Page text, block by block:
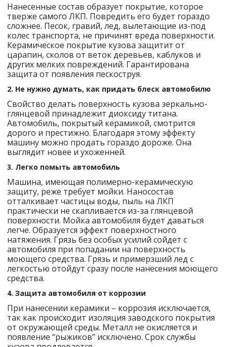
Нанесенные состав образует покрытие, которое
тверже самого ЛКП. Повредить его будет гораздо
сложнее. Песок, гравий, лед, вылетающие из-под
колес транспорта, не причинят вреда поверхности.
Керамическое покрытие кузова защитит от
царапин, сколов от веток деревьев, каблуков и
других мелких повреждений. Гарантирована
защита от появления пескоструя.
2. Не нужно думать, как придать блеск автомобилю
Свойство делать поверхность кузова зеркально-
глянцевой принадлежит диоксиду титана.
Автомобиль, покрытый керамикой, смотрится
дорого и престижно. Благодаря этому эффекту
машину можно продать гораздо дороже. Она
выглядит новее и ухоженней.
3. Легко помыть автомобиль
Машина, имеющая полимерно-керамическую
защиту, реже требует мойки. Наносостав
отталкивает частицы воды, пыль на ЛКП
практически не скапливается из-за глянцевой
поверхности. Мойка автомобиля будет даваться
легче. Образуется эффект поверхностного
натяжения. Грязь без особых усилий сойдет с
автомобиля при попадании на поверхность
моющего средства. Грязь и примерзший лед с
легкостью отойдут сразу после нанесения моющего
средства.
4. Защита автомобиля от коррозии
При нанесении керамики – коррозия исключается,
так как происходит изоляция заводского покрытия
от окружающей среды. Металл не окисляется и
появление “рыжиков” исключено. Срок службы